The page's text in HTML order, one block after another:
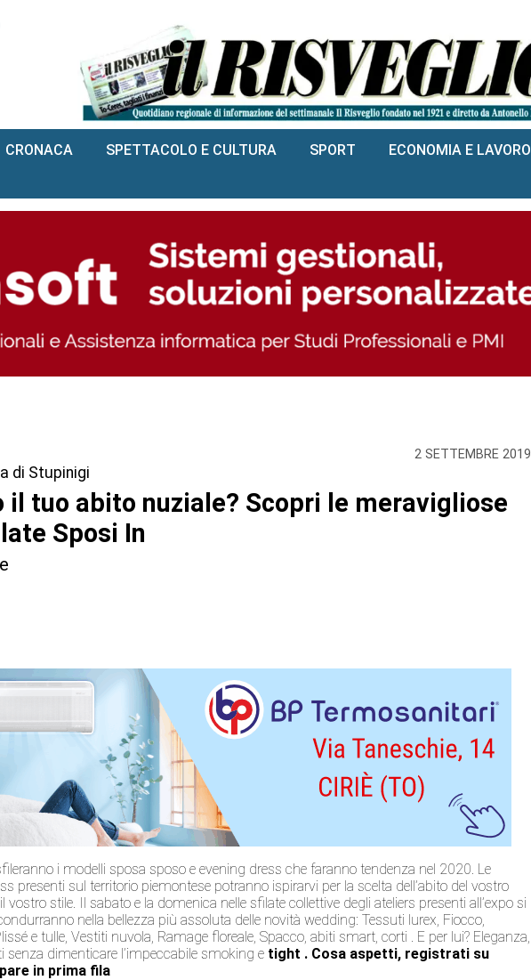
CRONACA SPETTACOLO E CULTURA SPORT ECONOMIA E LAVORO
2 SETTEMBRE 2019
di Stupinigi
il tuo abito nuziale? Scopri le meravigliose
Sposi In
i modelli sposa sposo e evening dress che faranno tendenza nel 2020. Le
presenti sul territorio piemontese potranno ispirarvi per la scelta dell’abito del vostro
stile. Il sabato e la domenica nelle sfilate collettive degli ateliers presenti all’expo si
nella bellezza più assoluta delle novità wedding: Tessuti lurex, Fiocco,
e tulle, Vestiti nuvola, Ramage floreale, Spacco, abiti smart, corti . E per lui? Eleganza,
dimenticare l’impeccabile smoking e tight . Cosa aspetti, registrati su
in prima fila